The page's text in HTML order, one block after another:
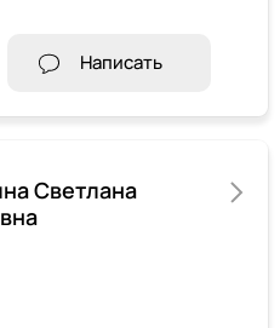
Написать
Светлана